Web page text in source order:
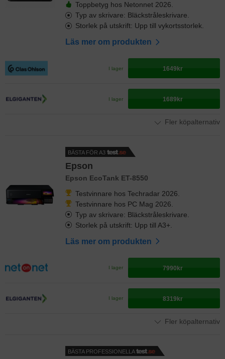
Toppbetyg hos Netonnet 2026.
Typ av skrivare: Bläckstråleskrivare.
Storlek på utskrift: Upp till vykortsstorlek.
Läs mer om produkten
I lager 1649kr
I lager 1689kr
Fler köpalternativ
BÄSTA FÖR A3
Epson
Epson EcoTank ET-8550
Testvinnare hos Techradar 2026.
Testvinnare hos PC Mag 2026.
Typ av skrivare: Bläckstråleskrivare.
Storlek på utskrift: Upp till A3+.
Läs mer om produkten
I lager 7990kr
I lager 8319kr
Fler köpalternativ
BÄSTA PROFESSIONELLA